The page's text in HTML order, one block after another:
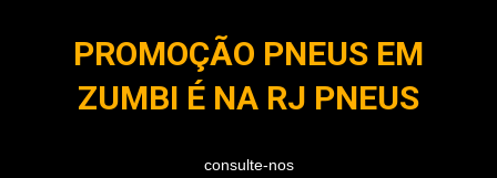
PROMOÇÃO PNEUS EM
ZUMBI É NA RJ PNEUS
consulte-nos